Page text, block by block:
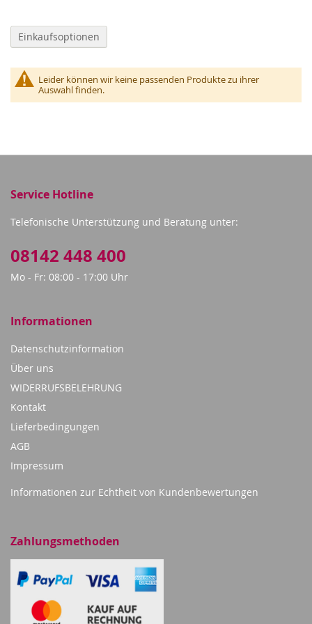
Leider können wir keine passenden Produkte zu ihrer
Auswahl finden.
Einkaufsoptionen
Service Hotline
Telefonische Unterstützung und Beratung unter:
08142 448 400
Mo - Fr: 08:00 - 17:00 Uhr
Informationen
Datenschutzinformation
Über uns
WIDERRUFSBELEHRUNG
Kontakt
Lieferbedingungen
AGB
Impressum
Informationen zur Echtheit von Kundenbewertungen
Zahlungsmethoden